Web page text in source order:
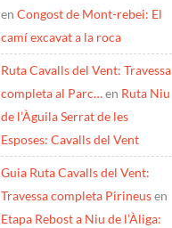
en Congost de Mont-rebei: El
camí excavat a la roca
Ruta Cavalls del Vent: Travessa
completa al Parc…en Ruta Niu
de l’Àguila Serrat de les
Esposes: Cavalls del Vent
Guia Ruta Cavalls del Vent:
Travessa completa Pirineusen
Etapa Rebost a Niu de l’Àliga: